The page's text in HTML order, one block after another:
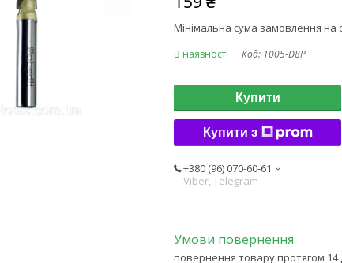
Мінімальна сума замовлення на
В наявності Код: 1005-D8P
Купити
Купити з
+380 (96) 070-60-61
Viber, Telegram
повернення товару протягом 14